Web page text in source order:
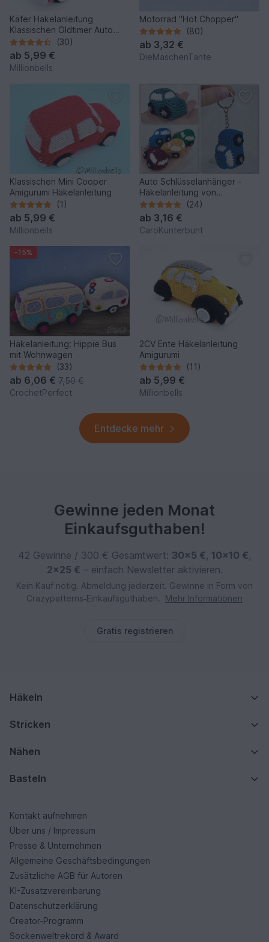
Käfer Häkelanleitung
Klassischen Oldtimer Auto
Amigurumi
(30)
ab 5,99 €
Millionbells
Motorrad "Hot Chopper"
(80)
ab 3,32 €
DieMaschenTante
Klassischen Mini Cooper
Amigurumi Häkelanleitung
(1)
ab 5,99 €
Millionbells
Auto Schlüsselanhänger -
Häkelanleitung von
CaroKunterbunt
(24)
ab 3,16 €
CaroKunterbunt
-15%
Häkelanleitung: Hippie Bus
mit Wohnwagen
(33)
ab 6,06 € 7,50 €
CrochetPerfect
2CV Ente Häkelanleitung
Amigurumi
(11)
ab 5,99 €
Millionbells
Entdecke mehr
Gewinne jeden Monat
Einkaufsguthaben!
42 Gewinne / 300 € Gesamtwert: 30×5 €, 10×10 €,
2×25 € – einfach Newsletter aktivieren.
Kein Kauf nötig. Abmeldung jederzeit. Gewinne in Form von
Crazypatterns‑Einkaufsguthaben.
Mehr Informationen
Gratis registrieren
Häkeln
Stricken
Nähen
Basteln
Kontakt aufnehmen
Über uns / Impressum
Presse & Unternehmen
Allgemeine Geschäftsbedingungen
Zusätzliche AGB für Autoren
KI-Zusatzvereinbarung
Datenschutzerklärung
Creator-Programm
Sockenweltrekord & Award